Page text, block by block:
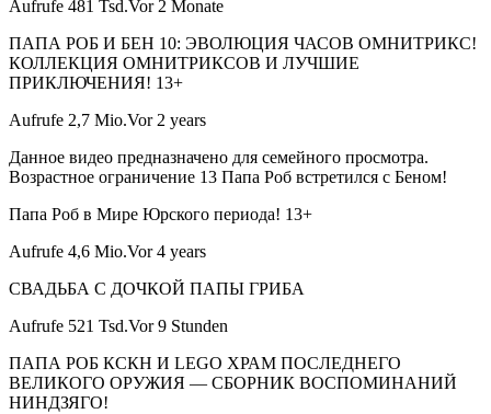
Aufrufe 481 Tsd.Vor 2 Monate
ПАПА РОБ И БЕН 10: ЭВОЛЮЦИЯ ЧАСОВ ОМНИТРИКС!
КОЛЛЕКЦИЯ ОМНИТРИКСОВ И ЛУЧШИЕ
ПРИКЛЮЧЕНИЯ! 13+
Aufrufe 2,7 Mio.Vor 2 years
Данное видео предназначено для семейного просмотра.
Возрастное ограничение 13 Папа Роб встретился с Беном!
Папа Роб в Мире Юрского периода! 13+
Aufrufe 4,6 Mio.Vor 4 years
СВАДЬБА С ДОЧКОЙ ПАПЫ ГРИБА
Aufrufe 521 Tsd.Vor 9 Stunden
ПАПА РОБ КСКН И LEGO ХРАМ ПОСЛЕДНЕГО
ВЕЛИКОГО ОРУЖИЯ — СБОРНИК ВОСПОМИНАНИЙ
НИНДЗЯГО!